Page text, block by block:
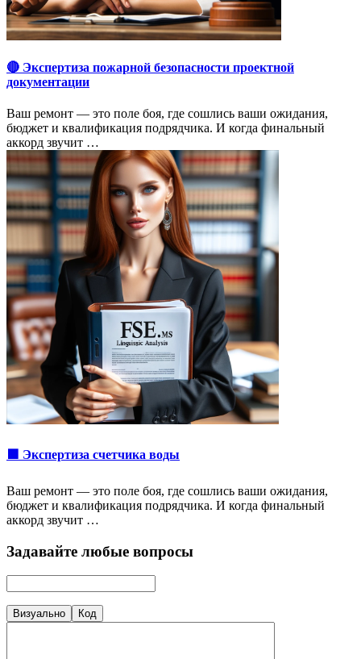
🔴 Экспертиза пожарной безопасности проектной
документации
Ваш ремонт — это поле боя, где сошлись ваши ожидания,
бюджет и квалификация подрядчика. И когда финальный
аккорд звучит …
🟩 Экспертиза счетчика воды
Ваш ремонт — это поле боя, где сошлись ваши ожидания,
бюджет и квалификация подрядчика. И когда финальный
аккорд звучит …
Задавайте любые вопросы
Визуально Код